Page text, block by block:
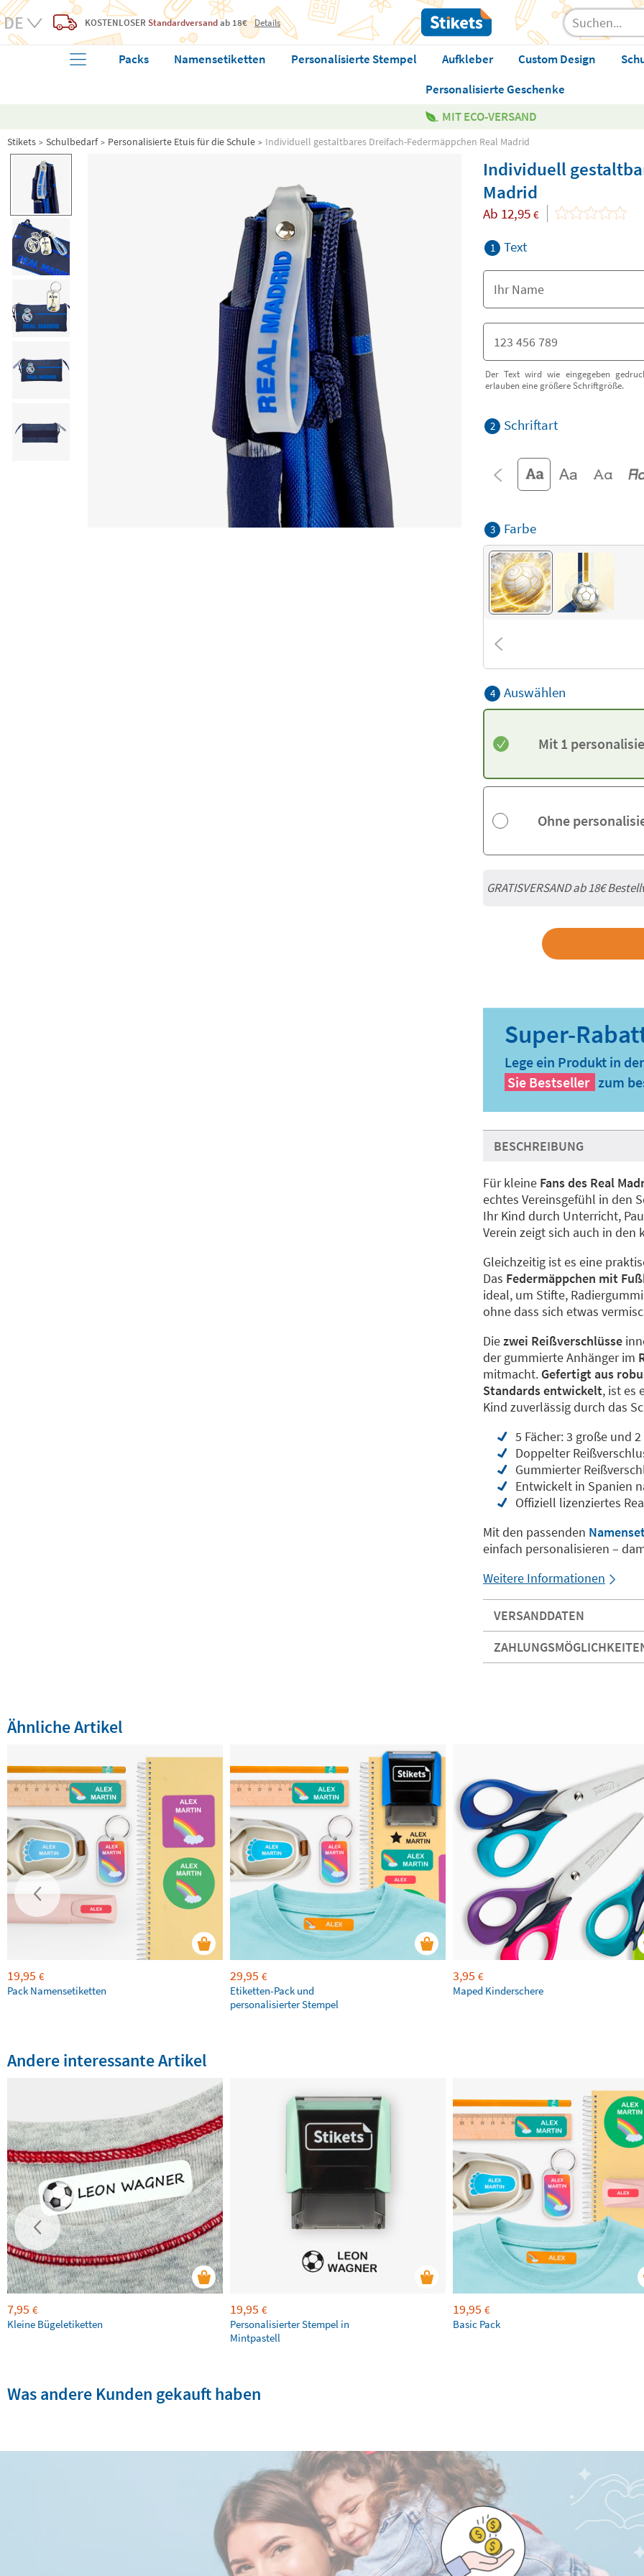
KOSTENLOSER Standardversandab 18€ Details
Packs Namensetiketten Personalisierte Stempel Aufkleber Custom Design
Personalisierte Geschenke
MIT ECO-VERSAND
Stikets Schulbedarf Personalisierte Etuis für die Schule Individuell gestaltbares Dreifach-Federmäppchen Real Madrid
Individuell
Madrid
Ab 12,95 €
1 Text
Der Text wird wie eingegeben
erlauben eine größere Schriftgröße.
2 Schriftart
3 Farbe
4 Auswählen
Mit 1
Ohne
GRATISVERSAND ab18€
Lege ein Produkt in
Sie Bestseller zum
BESCHREIBUNG
Für kleine Fans des Real
echtes Vereinsgefühl in den
Ihr Kind durch Unterricht,
Verein zeigt sich auch in den
Gleichzeitig ist es eine
Das Federmäppchen mit
ideal, um Stifte,
ohne dass sich etwas
Diezwei Reißverschlüsse
der gummierte Anhänger im
mitmacht. Gefertigt aus
Standards entwickelt, ist es
Kind zuverlässig durch das
5 Fächer: 3 große und
Doppelter
Gummierter
Entwickelt in Spanien
Offiziell lizenziertes
Mit den passenden
einfach personalisieren –
Weitere Informationen
VERSANDDATEN
Ähnliche Artikel
19,95 €
Pack Namensetiketten
29,95 €
Etiketten-Pack und
personalisierter Stempel
3,95 €
Maped Kinderschere
Andere interessante Artikel
7,95 €
Kleine Bügeletiketten
19,95 €
Personalisierter Stempel in
Mintpastell
19,95 €
Basic Pack
Was andere Kunden gekauft haben